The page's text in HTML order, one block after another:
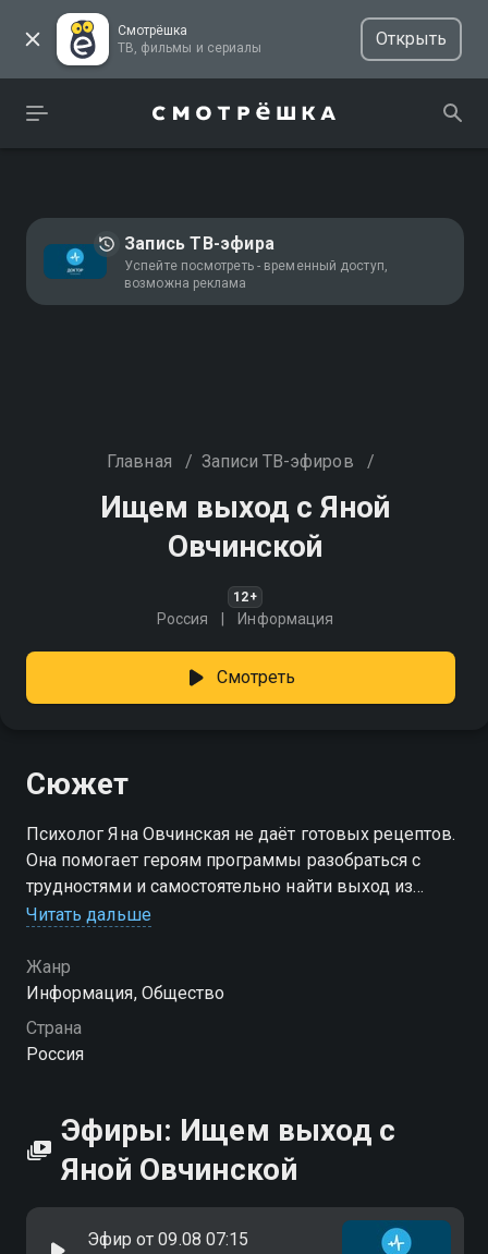
Смотрёшка
ТВ, фильмы и сериалы
Открыть
Запись ТВ-эфира
Успейте посмотреть - временный доступ,
возможна реклама
Главная / Записи ТВ-эфиров /
Ищем выход с Яной
Овчинской
12+
Россия Информация
Смотреть
Сюжет
Психолог Яна Овчинская не даёт готовых рецептов.
Она помогает героям программы разобраться с
трудностями и самостоятельно найти выход из
сложных ситуаций. Каждый выпуск - это реальная
изменения в своей жизни
Читать дальше
Жанр
Информация, Общество
Страна
Россия
Эфиры: Ищем выход с
Яной Овчинской
Эфир от 09.08 07:15